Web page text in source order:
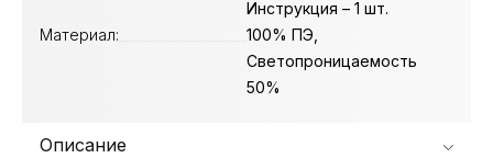
Инструкция – 1 шт.
Материал:
100% ПЭ,
Светопроницаемость
50%
Описание